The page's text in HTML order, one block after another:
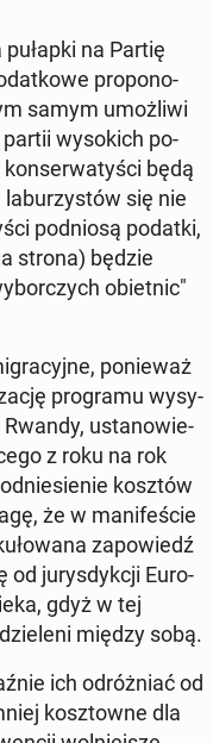
na Partię
pro­po­no­
samym umoż­li­wi
wy­so­kich po­
będą
się nie
pod­nio­są podatki,
strona) będzie
obiet­nic"
po­nie­waż
pro­gra­mu wy­sy­
Rwandy, usta­no­wie­
z roku na rok
kosztów
że w ma­ni­fe­ście
za­po­wiedź
od ju­rys­dyk­cji Eu­ro­
gdyż w tej
między sobą.
ich od­róż­niać od
kosz­tow­ne dla